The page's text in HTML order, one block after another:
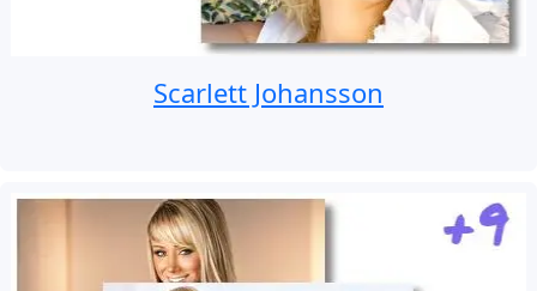
Scarlett Johansson